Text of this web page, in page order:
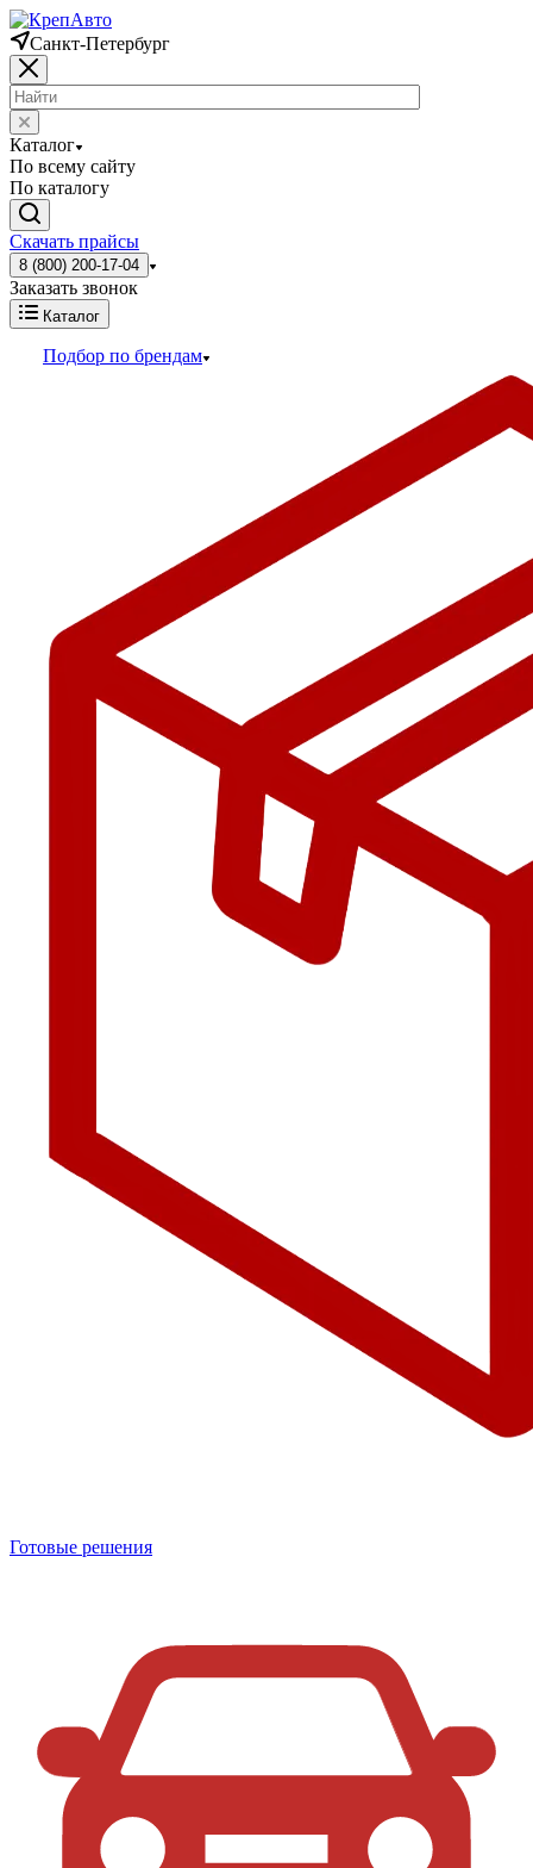
Санкт-Петербург
Каталог
По всему сайту
По каталогу
Скачать прайсы
8 (800) 200-17-04
Заказать звонок
Каталог
Подбор по брендам
Готовые решения